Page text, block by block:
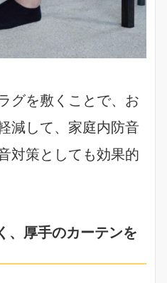
グを敷くことで、お
減して、家庭内防音
対策としても効果的
、厚手のカーテンを